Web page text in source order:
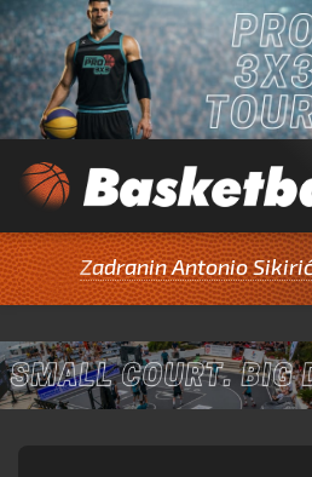
Zadranin Antonio Sikirić